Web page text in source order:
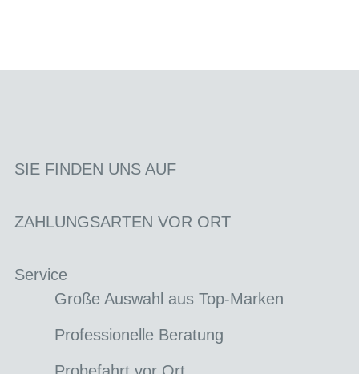
SIE FINDEN UNS AUF
ZAHLUNGSARTEN VOR ORT
Service
Große Auswahl aus Top-Marken
Professionelle Beratung